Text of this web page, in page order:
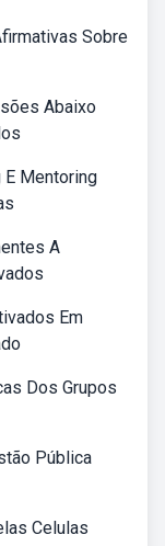
Sobre
Abaixo
E Mentoring
A
Em
Dos Grupos
Pública
Celulas